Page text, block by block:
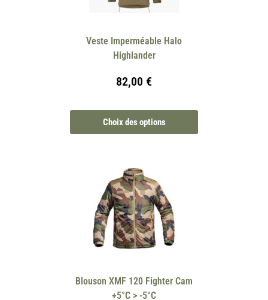
Veste Imperméable Halo
Highlander
82,00 €
Choix des options
Blouson XMF 120 Fighter Cam
+5°C > -5°C